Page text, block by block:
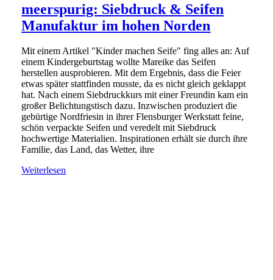
meerspurig: Siebdruck & Seifen
Manufaktur im hohen Norden
Mit einem Artikel "Kinder machen Seife" fing alles an: Auf
einem Kindergeburtstag wollte Mareike das Seifen
herstellen ausprobieren. Mit dem Ergebnis, dass die Feier
etwas später stattfinden musste, da es nicht gleich geklappt
hat. Nach einem Siebdruckkurs mit einer Freundin kam ein
großer Belichtungstisch dazu. Inzwischen produziert die
gebürtige Nordfriesin in ihrer Flensburger Werkstatt feine,
schön verpackte Seifen und veredelt mit Siebdruck
hochwertige Materialien. Inspirationen erhält sie durch ihre
Familie, das Land, das Wetter, ihre
Weiterlesen